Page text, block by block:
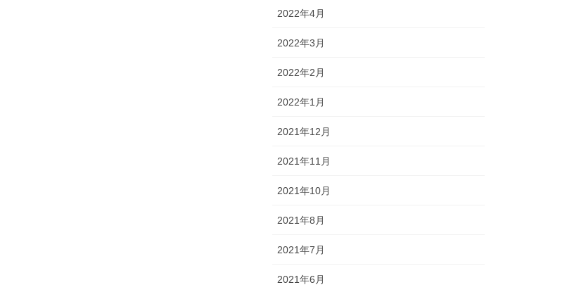
2022年4月
2022年3月
2022年2月
2022年1月
2021年12月
2021年11月
2021年10月
2021年8月
2021年7月
2021年6月